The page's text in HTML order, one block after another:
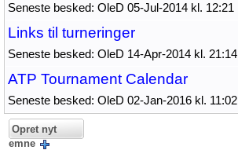
Seneste besked: OleD 05-Jul-2014 kl. 12:21
Links til turneringer
Seneste besked: OleD 14-Apr-2014 kl. 21:14
ATP Tournament Calendar
Seneste besked: OleD 02-Jan-2016 kl. 11:02
Opret nyt
emne